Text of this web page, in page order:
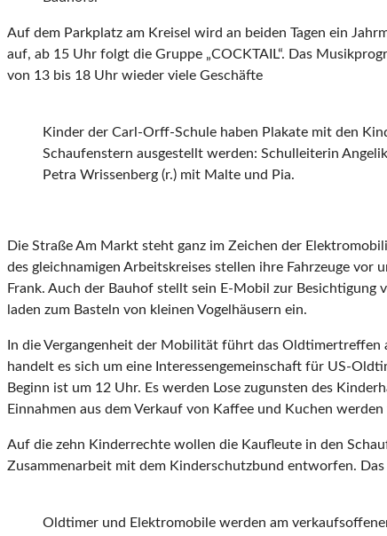
Auf dem Parkplatz am Kreisel wird an beiden Tagen ein
auf, ab 15 Uhr folgt die Gruppe „COCKTAIL“. Das
von 13 bis 18 Uhr wieder viele Geschäfte
Kinder der Carl-Orff-Schule haben Plakate mit den
Schaufenstern ausgestellt werden: Schulleiterin
Petra Wrissenberg (r.) mit Malte und Pia.
Die Straße Am Markt steht ganz im Zeichen der
des gleichnamigen Arbeitskreises stellen ihre Fahrzeuge
Frank. Auch der Bauhof stellt sein E-Mobil zur
laden zum Basteln von kleinen Vogelhäusern ein.
In die Vergangenheit der Mobilität führt das Oldtimertreffen
handelt es sich um eine Interessengemeinschaft für US-
Beginn ist um 12 Uhr. Es werden Lose zugunsten des
Einnahmen aus dem Verkauf von Kaffee und Kuchen
Auf die zehn Kinderrechte wollen die Kaufleute in den
Zusammenarbeit mit dem Kinderschutzbund entworfen.
Oldtimer und Elektromobile werden am